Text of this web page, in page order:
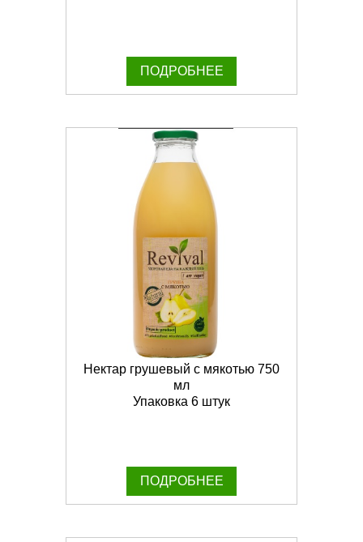
ПОДРОБНЕЕ
Нектар грушевый с мякотью 750
мл
Упаковка 6 штук
ПОДРОБНЕЕ